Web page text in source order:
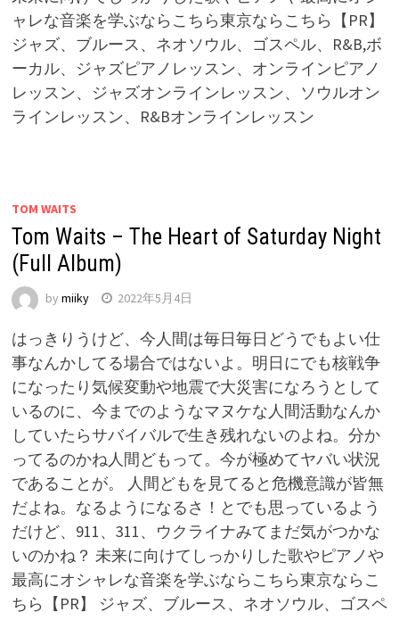
ャレな音楽を学ぶならこちら東京ならこちら【PR】
ジャズ、ブルース、ネオソウル、ゴスペル、R&B,ボ
ーカル、ジャズピアノレッスン、オンラインピアノ
レッスン、ジャズオンラインレッスン、ソウルオン
ラインレッスン、R&Bオンラインレッスン
TOM WAITS
Tom Waits – The Heart of Saturday Night
(Full Album)
by miiky 2022年5月4日
はっきりうけど、今人間は毎日毎日どうでもよい仕
事なんかしてる場合ではないよ。明日にでも核戦争
になったり気候変動や地震で大災害になろうとして
いるのに、今までのようなマヌケな人間活動なんか
していたらサバイバルで生き残れないのよね。分か
ってるのかね人間どもって。今が極めてヤバい状況
であることが。 人間どもを見てると危機意識が皆無
だよね。なるようになるさ！とでも思っているよう
だけど、911、311、ウクライナみてまだ気がつかな
いのかね？ 未来に向けてしっかりした歌やピアノや
最高にオシャレな音楽を学ぶならこちら東京ならこ
ちら【PR】 ジャズ、ブルース、ネオソウル、ゴスペ